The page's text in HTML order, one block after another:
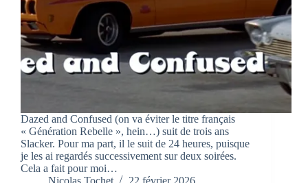
Dazed and Confused (on va éviter le titre français
« Génération Rebelle », hein…) suit de trois ans
Slacker. Pour ma part, il le suit de 24 heures, puisque
je les ai regardés successivement sur deux soirées.
Cela a fait pour moi…
Nicolas Tochet
22 février 2026